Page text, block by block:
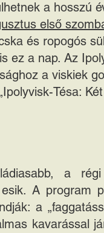
a hosszú
első
és ropogós
ez a nap. Az
a viskiek
Tésa:
a
esik. A program
a
kavarással